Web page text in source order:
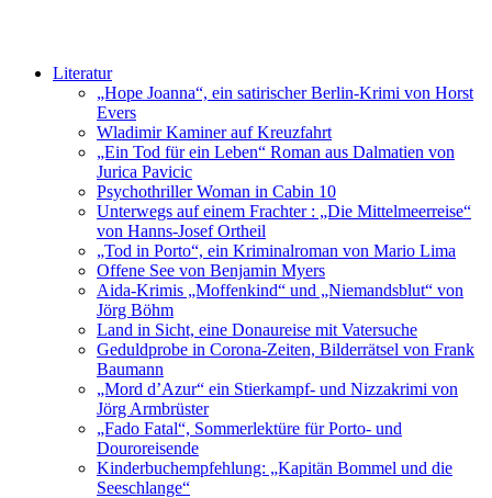
Literatur
„Hope Joanna“, ein satirischer Berlin-Krimi von Horst
Evers
Wladimir Kaminer auf Kreuzfahrt
„Ein Tod für ein Leben“ Roman aus Dalmatien von
Jurica Pavicic
Psychothriller Woman in Cabin 10
Unterwegs auf einem Frachter : „Die Mittelmeerreise“
von Hanns-Josef Ortheil
„Tod in Porto“, ein Kriminalroman von Mario Lima
Offene See von Benjamin Myers
Aida-Krimis „Moffenkind“ und „Niemandsblut“ von
Jörg Böhm
Land in Sicht, eine Donaureise mit Vatersuche
Geduldprobe in Corona-Zeiten, Bilderrätsel von Frank
Baumann
„Mord d’Azur“ ein Stierkampf- und Nizzakrimi von
Jörg Armbrüster
„Fado Fatal“, Sommerlektüre für Porto- und
Douroreisende
Kinderbuchempfehlung: „Kapitän Bommel und die
Seeschlange“